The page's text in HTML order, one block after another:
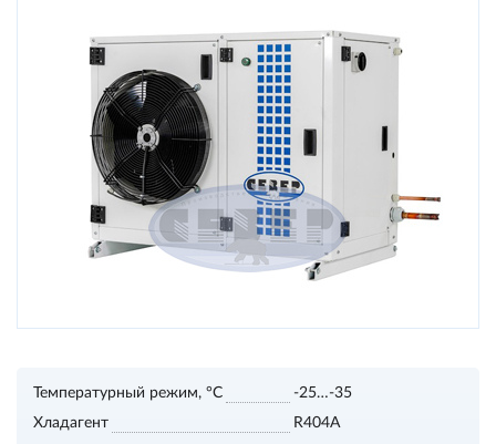
Температурный режим, °С
-25…-35
Хладагент
R404A